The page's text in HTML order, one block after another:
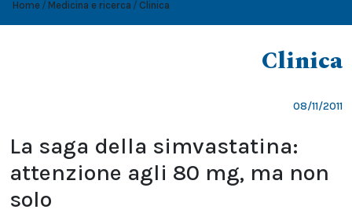
Home Medicina e ricerca Clinica
Clinica
08/11/2011
La saga della simvastatina:
attenzione agli 80 mg, ma non
solo